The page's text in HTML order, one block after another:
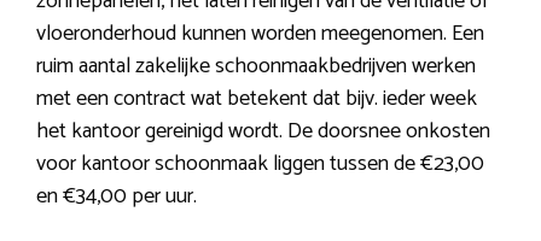
vloeronderhoud kunnen worden meegenomen. Een
ruim aantal zakelijke schoonmaakbedrijven werken
met een contract wat betekent dat bijv. ieder week
het kantoor gereinigd wordt. De doorsnee onkosten
voor kantoor schoonmaak liggen tussen de €23,00
en €34,00 per uur.